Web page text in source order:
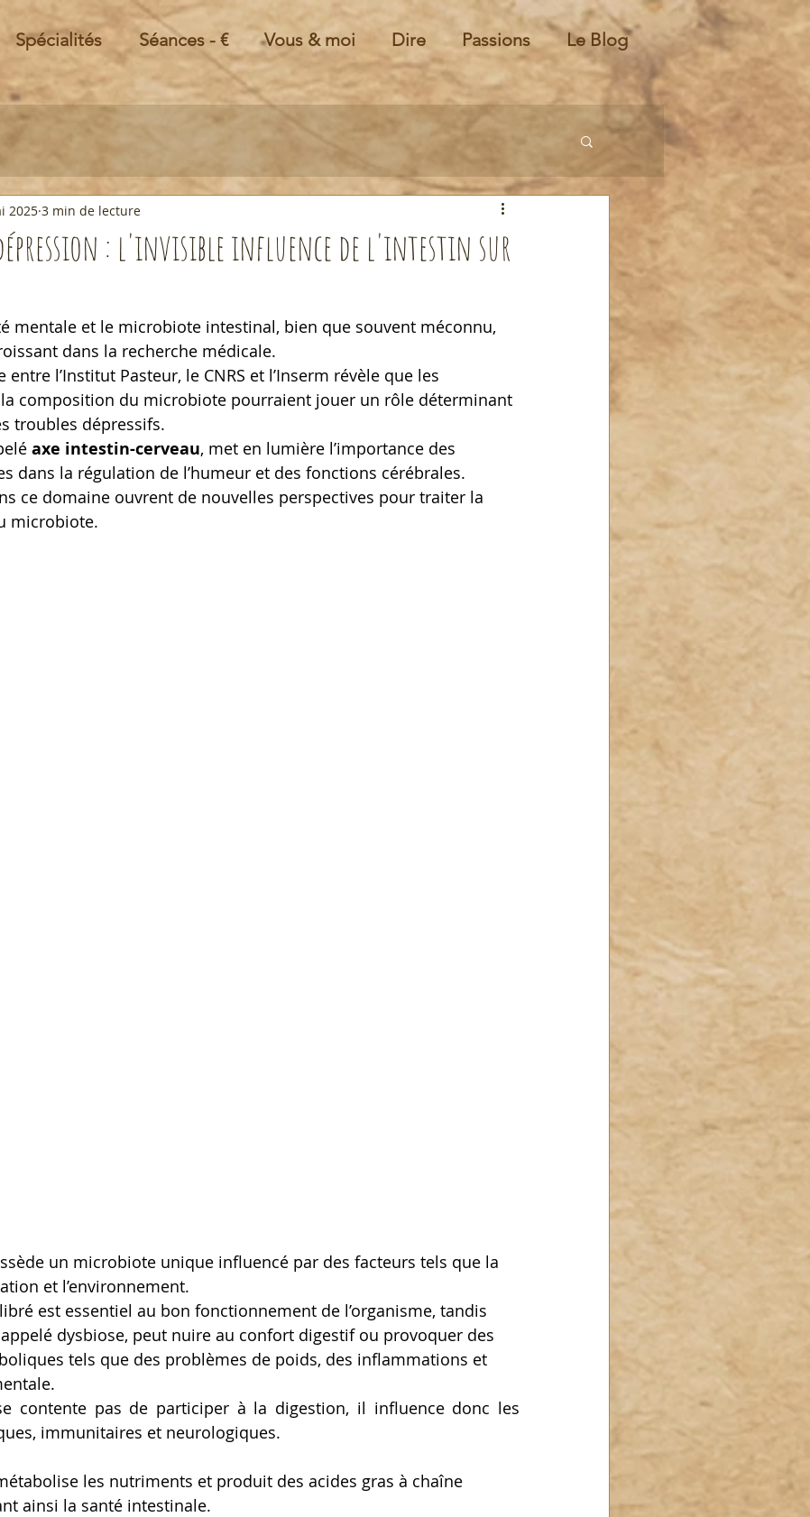
Spécialités Séances - € Vous & moi Dire Passions Le Blog
: l'invisible influence de l'intestin sur
2025 3 min de lecture
mentale et le microbiote intestinal, bien que souvent méconnu,
dans la recherche médicale.
l’Institut Pasteur, le CNRS et l’Inserm révèle que les
composition du microbiote pourraient jouer un rôle déterminant
troubles dépressifs.
axe intestin-cerveau, met en lumière l’importance des
dans la régulation de l’humeur et des fonctions cérébrales.
ce domaine ouvrent de nouvelles perspectives pour traiter la
microbiote.
un microbiote unique influencé par des facteurs tels que la
et l’environnement.
est essentiel au bon fonctionnement de l’organisme, tandis
dysbiose, peut nuire au confort digestif ou provoquer des
tels que des problèmes de poids, des inflammations et
contente pas de participer à la digestion, il influence donc les
immunitaires et neurologiques.
les nutriments et produit des acides gras à chaîne
ainsi la santé intestinale.